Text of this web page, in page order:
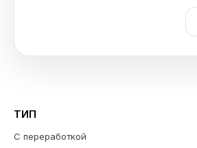
ТИП
С переработкой